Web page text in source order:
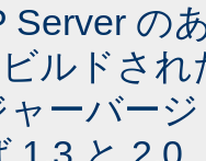
Server の
ルドさ
ーバー